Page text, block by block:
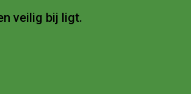
veilig bij ligt.